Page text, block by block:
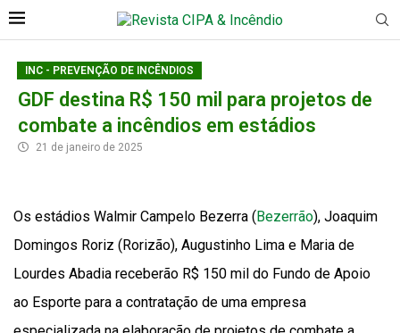
INC - PREVENÇÃO DE INCÊNDIOS
GDF destina R$ 150 mil para projetos de
combate a incêndios em estádios
21 de janeiro de 2025
Os estádios Walmir Campelo Bezerra (Bezerrão), Joaquim
Domingos Roriz (Rorizão), Augustinho Lima e Maria de
Lourdes Abadia receberão R$ 150 mil do Fundo de Apoio
ao Esporte para a contratação de uma empresa